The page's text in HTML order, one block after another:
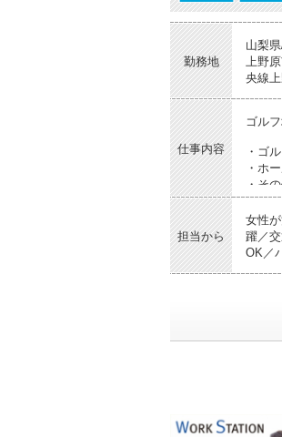
勤務地
山梨
上野
央線
仕事内容
ゴル
・ゴ
・ホ
・そ
※屋外
※研修
担当から
女性
躍／
OK／